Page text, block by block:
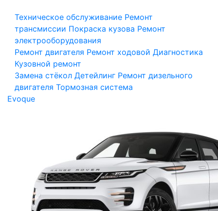
Техническое обслуживание Ремонт
трансмиссии Покраска кузова Ремонт
электрооборудования
Ремонт двигателя Ремонт ходовой Диагностика
Кузовной ремонт
Замена стёкол Детейлинг Ремонт дизельного
двигателя Тормозная система
Evoque